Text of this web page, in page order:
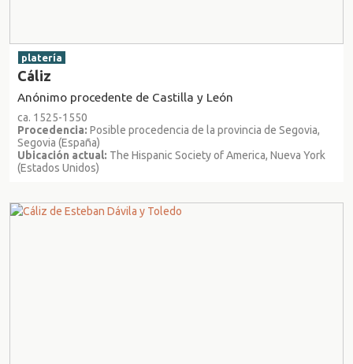
platería
Cáliz
Anónimo procedente de Castilla y León
ca. 1525-1550
Procedencia: Posible procedencia de la provincia de Segovia,
Segovia (España)
Ubicación actual: The Hispanic Society of America, Nueva York
(Estados Unidos)